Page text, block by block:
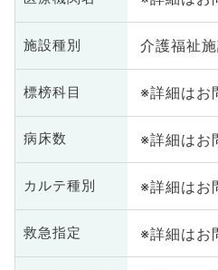
施設種別 介護福祉
標榜科目 ※詳細はお
病床数 ※詳細はお
カルテ種別 ※詳細はお
救急指定 ※詳細はお